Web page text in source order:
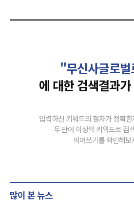
"무신사글로
에 대한 검색결과
입력하신 키워드의 철자가 정확
두 단어 이상의 키워드로 검
띄어쓰기를 확인해보
많이 본 뉴스